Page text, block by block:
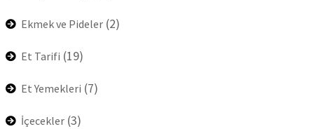
Ekmek ve Pideler (2)
Et Tarifi (19)
Et Yemekleri (7)
İçecekler (3)